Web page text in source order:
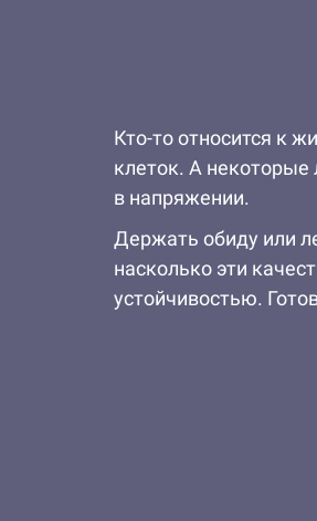
Кто-то относится к
клеток. А
в напряжении.
Держать обиду или
насколько эти
устойчивостью.